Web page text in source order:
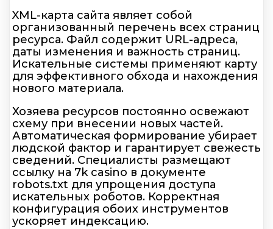
XML-карта сайта являет собой
организованный перечень всех страниц
ресурса. Файл содержит URL-адреса,
даты изменения и важность страниц.
Искательные системы применяют карту
для эффективного обхода и нахождения
нового материала.
Хозяева ресурсов постоянно освежают
схему при внесении новых частей.
Автоматическая формирование убирает
людской фактор и гарантирует свежесть
сведений. Специалисты размещают
ссылку на 7k casino в документе
robots.txt для упрощения доступа
искательных роботов. Корректная
конфигурация обоих инструментов
ускоряет индексацию.